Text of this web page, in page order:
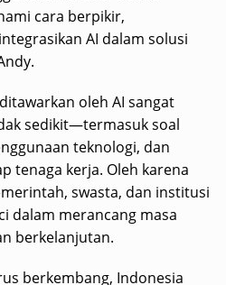
cara berpikir,
AI dalam solusi
oleh AI sangat
sedikit—termasuk soal
teknologi, dan
tenaga kerja. Oleh karena
swasta, dan institusi
dalam merancang masa
berkelanjutan.
berkembang, Indonesia